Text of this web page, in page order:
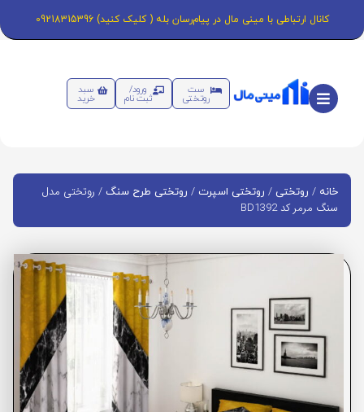
کانال ارتباطی با مینی مال در پیام‌رسان بله ( کلیک کنید) 09218315396
ست
روتختی
ورود/
ثبت نام
سبد
خرید
خانه / روتختی / روتختی اسپرت / روتختی طرح سنگ / روتختی مدل
سنگ مرمر کد BD1392